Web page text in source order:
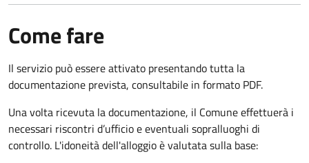
Come fare
Il servizio può essere attivato presentando tutta la
documentazione prevista, consultabile in formato PDF.
Una volta ricevuta la documentazione, il Comune effettuerà i
necessari riscontri d’ufficio e eventuali sopralluoghi di
controllo. L'idoneità dell'alloggio è valutata sulla base: